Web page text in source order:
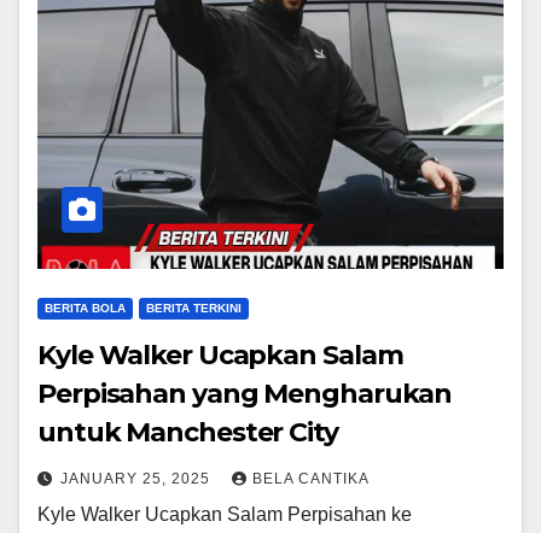
BERITA BOLA BERITA TERKINI
Kyle Walker Ucapkan Salam
Perpisahan yang Mengharukan
untuk Manchester City
JANUARY 25, 2025 BELA CANTIKA
Kyle Walker Ucapkan Salam Perpisahan ke